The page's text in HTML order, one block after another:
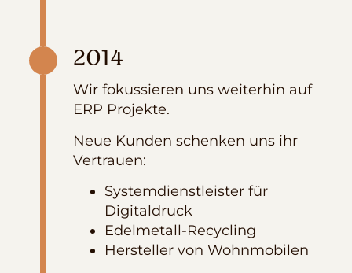
2014
Wir fokussieren uns weiterhin auf
ERP Projekte.
Neue Kunden schenken uns ihr
Vertrauen:
Systemdienstleister für
Digitaldruck
Edelmetall-Recycling
Hersteller von Wohnmobilen